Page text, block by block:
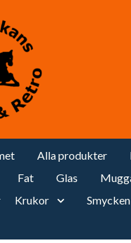
Alla produkter
Fat Glas
Krukor Smycken